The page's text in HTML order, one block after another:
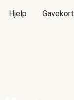
Hjelp Gavekort